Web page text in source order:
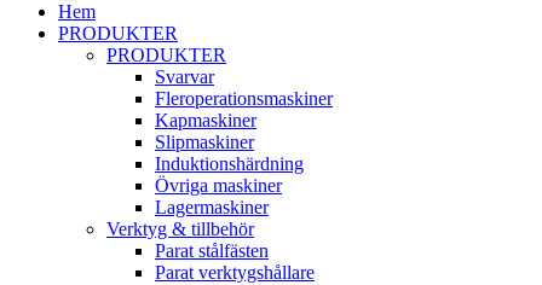
Hem
PRODUKTER
PRODUKTER
Svarvar
Fleroperationsmaskiner
Kapmaskiner
Slipmaskiner
Induktionshärdning
Övriga maskiner
Lagermaskiner
Verktyg & tillbehör
Parat stålfästen
Parat verktygshållare